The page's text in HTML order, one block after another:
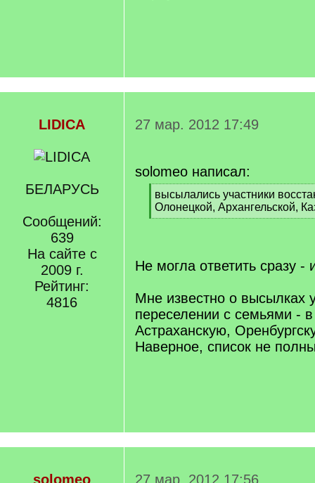
LIDICA
БЕЛАРУСЬ
Сообщений:
639
На сайте с
2009 г.
Рейтинг:
4816
27 мар. 2012 17:49
solomeo написал:
[
q
]
высылались участники
Олонецкой, Архангельской,
[
Не могла ответить сразу -
Мне известно о высылках
переселении с семьями -
Астраханскую,
Наверное, список не
solomeo 27 мар. 2012 17:56